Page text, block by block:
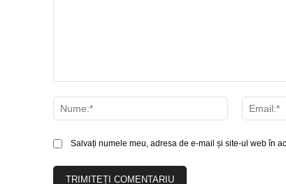
Nume:*
Salvați numele meu, adresa de e-mail și site-ul web în